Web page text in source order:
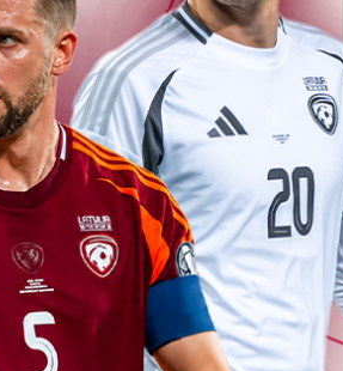
Spēlētāja maiņa
Spēlētāja maiņa